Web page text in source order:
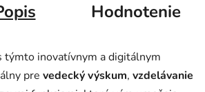
Hodnotenie
týmto inovatívnym a digitálnym
pre vedecký výskum, vzdelávanie